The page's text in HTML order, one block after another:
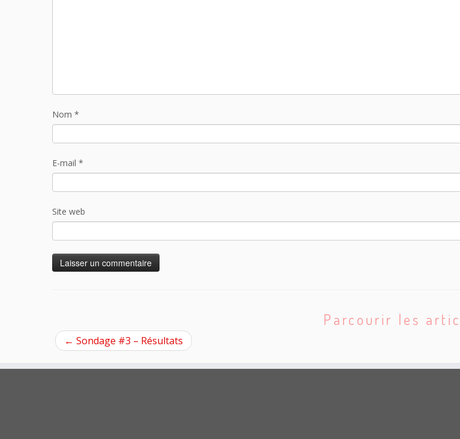
Nom *
E-mail *
Site web
Parcourir les
← Sondage #3 – Résultats